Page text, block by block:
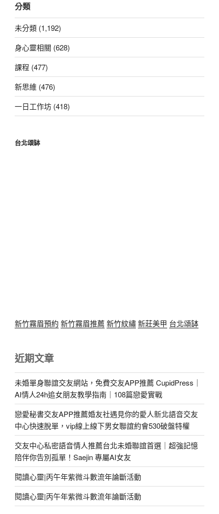
鍵
字:
分類
未分類 (1,192)
身心靈相關 (628)
課程 (477)
新思維 (476)
一日工作坊 (418)
台北頌缽
新竹霧眉預約 新竹霧眉推薦 新竹紋繡新莊美甲 台北頌缽
近期文章
未婚單身聯誼交友網站，免費交友APP推薦 CupidPress｜
AI情人24h追女朋友教學指南｜108篇戀愛實戰
戀愛秘書交友APP推薦婚友社遇見你的愛人新北語音交友
中心快速脫單，vip線上線下男女聯誼約會530破盤特權
交友中心私密語音情人推薦台北未婚聯誼首選｜超強記憶
陪伴你告別孤單！Saejin 專屬AI女友
閱讀心靈|丙午年紫微斗數流年論斷活動
閱讀心靈|丙午年紫微斗數流年論斷活動